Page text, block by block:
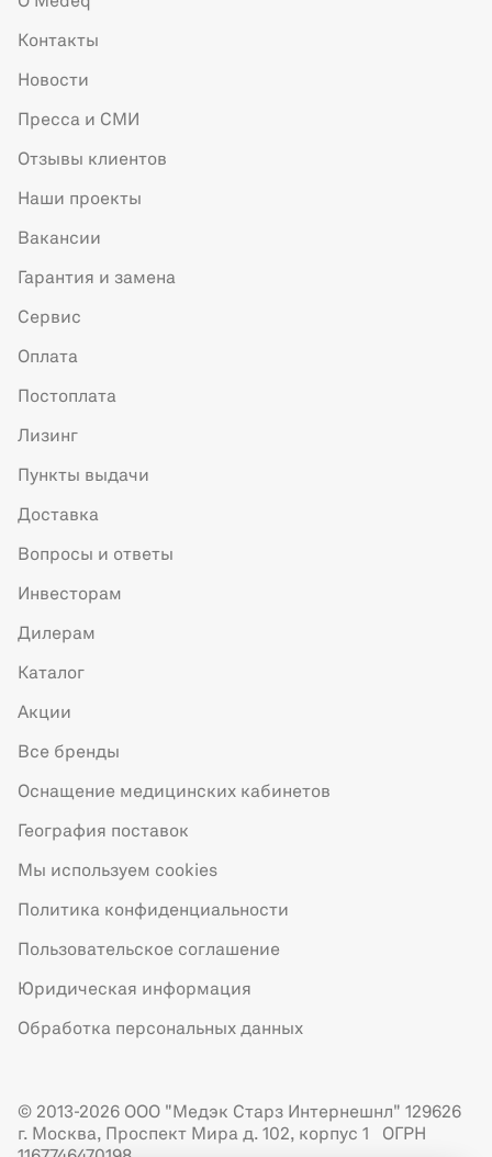
Контакты
Новости
Пресса и СМИ
Отзывы клиентов
Наши проекты
Вакансии
Гарантия и замена
Сервис
Оплата
Постоплата
Лизинг
Пункты выдачи
Доставка
Вопросы и ответы
Инвесторам
Дилерам
Каталог
Акции
Все бренды
Оснащение медицинских кабинетов
География поставок
Мы используем cookies
Политика конфиденциальности
Пользовательское соглашение
Юридическая информация
Обработка персональных данных
© 2013-2026 ООО "Медэк Старз Интернешнл" 129626
г. Москва, Проспект Мира д. 102, корпус 1 ОГРН